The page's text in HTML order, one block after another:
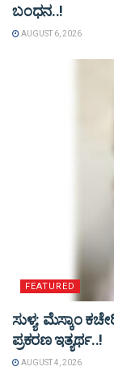
ಬಂಧನ..!
AUGUST 6, 2026
FEATURED
ಸುಳ್ಯ: ಮೆಸ್ಕಾಂ
ಪ್ರಕರಣ ಇತ್ಯರ್ಥ..!
AUGUST 4, 2026